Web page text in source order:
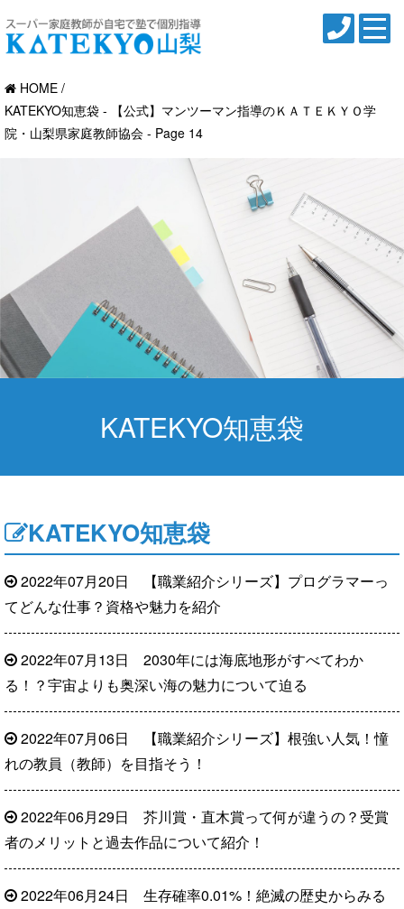
HOME
KATEKYO知恵袋 - 【公式】マンツーマン指導のＫＡＴＥＫＹＯ学
院・山梨県家庭教師協会 - Page 14
KATEKYO知恵袋
KATEKYO知恵袋
2022年07月20日 【職業紹介シリーズ】プログラマーっ
てどんな仕事？資格や魅力を紹介
2022年07月13日 2030年には海底地形がすべてわか
る！？宇宙よりも奥深い海の魅力について迫る
2022年07月06日 【職業紹介シリーズ】根強い人気！憧
れの教員（教師）を目指そう！
2022年06月29日 芥川賞・直木賞って何が違うの？受賞
者のメリットと過去作品について紹介！
2022年06月24日 生存確率0.01%！絶滅の歴史からみる